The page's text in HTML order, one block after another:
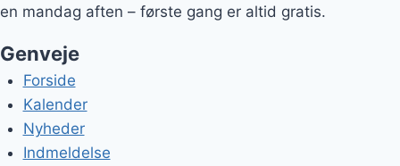
en mandag aften – første gang er altid gratis.
Genveje
Forside
Kalender
Nyheder
Indmeldelse